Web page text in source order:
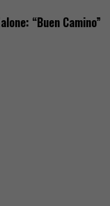
“Buen Camino”